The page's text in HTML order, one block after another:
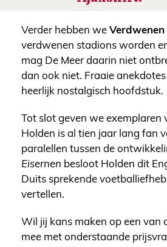
Verder hebben we
verdwenen stadions worden
mag De Meer daarin niet
dan ook niet. Fraaie
heerlijk nostalgisch hoofdstuk.
Tot slot geven we exemplaren
Holden is al tien jaar lang fan
paralellen tussen de
Eisernen besloot Holden dit
Duits sprekende
vertellen.
Wil jij kans maken op een van
mee met onderstaande